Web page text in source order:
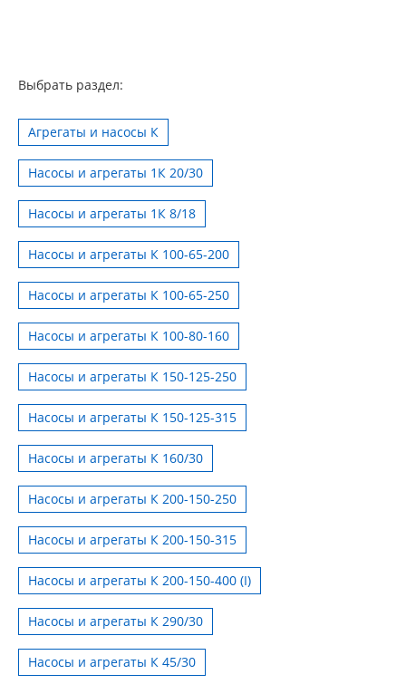
Выбрать раздел:
Агрегаты и насосы К
Насосы и агрегаты 1К 20/30
Насосы и агрегаты 1К 8/18
Насосы и агрегаты К 100-65-200
Насосы и агрегаты К 100-65-250
Насосы и агрегаты К 100-80-160
Насосы и агрегаты К 150-125-250
Насосы и агрегаты К 150-125-315
Насосы и агрегаты К 160/30
Насосы и агрегаты К 200-150-250
Насосы и агрегаты К 200-150-315
Насосы и агрегаты К 200-150-400 (I)
Насосы и агрегаты К 290/30
Насосы и агрегаты К 45/30